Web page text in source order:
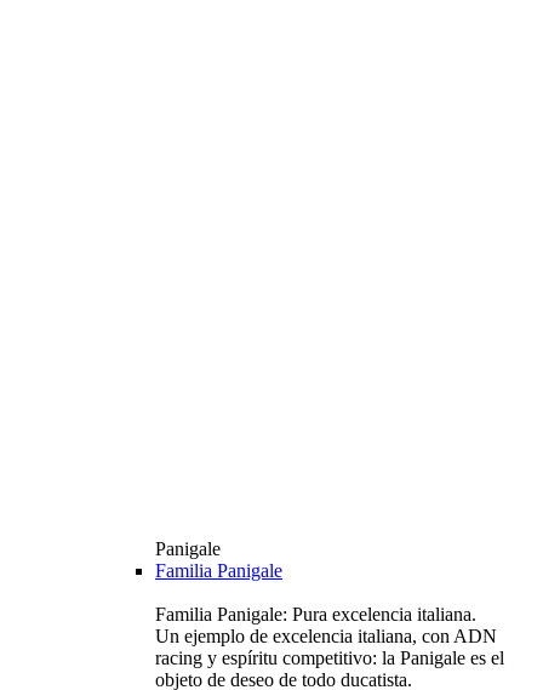
Panigale
Familia Panigale
Familia Panigale: Pura excelencia italiana.
Un ejemplo de excelencia italiana, con ADN
racing y espíritu competitivo: la Panigale es el
objeto de deseo de todo ducatista.